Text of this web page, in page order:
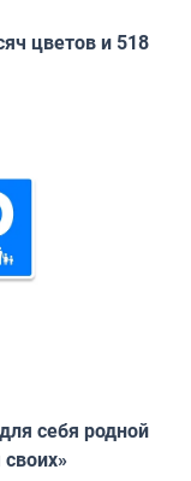
цветов и 518
себя родной